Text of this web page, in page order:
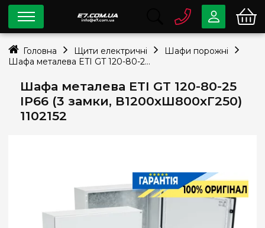
Шафа металева ETI GT 120-80-25
IP66 (3 замки, В1200xШ800xГ250)
1102152
0 80033-63-07
Безкоштовно
info@e7.com.ua
044 334-79-78
Viber Telegram
Головна Щити електричні
Шафи порожні
Шафа металева ETI GT 120-80-25 IP66 (3 замки, В1200xШ800xГ250) 1102152